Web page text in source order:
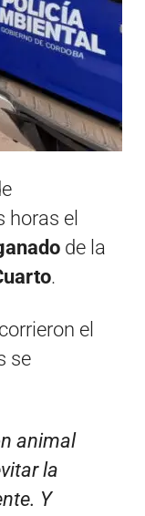
horas el
de la
.
el
se
animal
la
Y